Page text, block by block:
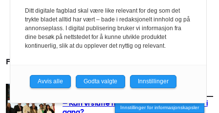
FLERE SAKER
AKTUELT / MILJØ
– Kan vi slutte med utredninger og komme i
Innstillinger for informasjonskapsler
Ditt digitale fagblad skal være like relevant for deg som det
trykte bladet alltid har vært – bade i redaksjonelt innhold og på
annonseplass. I digital publisering bruker vi informasjon fra
dine besøk på nettstedet for å kunne utvikle produktet
kontinuerlig, slik at du opplever det nyttig og relevant.
Avvis alle Godta valgte Innstillinger